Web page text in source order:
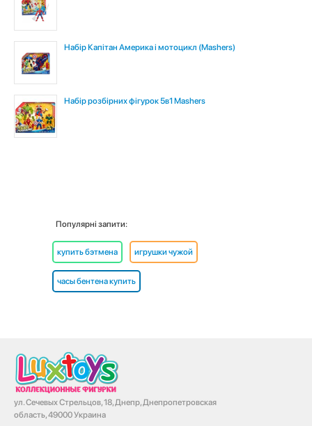
Набір Капітан Америка і мотоцикл (Mashers)
Набір розбірних фігурок 5в1 Mashers
Популярні запити:
купить бэтмена игрушки чужой
часы бентена купить
ул. Сечевых Стрельцов, 18, Днепр, Днепропетровская
область, 49000 Украина